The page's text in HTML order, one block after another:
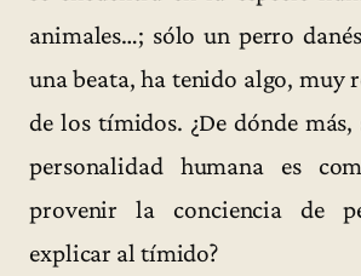
animales…; sólo un perro
una beata, ha tenido algo, muy
de los tímidos. ¿De dónde
personalidad humana es
provenir la conciencia de
explicar al tímido?